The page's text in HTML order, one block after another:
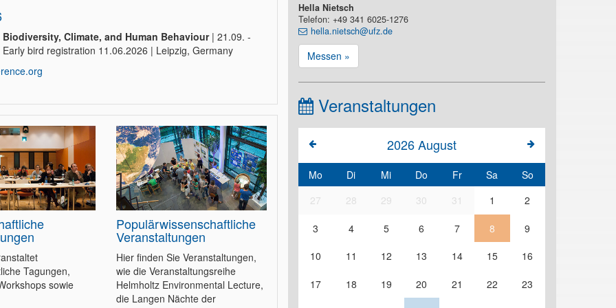
Climate, and Human Behaviour| 21.09. -
bird registration 11.06.2026 | Leipzig, Germany
Tagungen,
sowie
Populärwissenschaftliche
Veranstaltungen
Hier finden Sie Veranstaltungen,
wie die Veranstaltungsreihe
Helmholtz Environmental Lecture,
die Langen Nächte der
Hella Nietsch
Telefon: +49 341 6025-1276
hella.nietsch@ufz.de
Messen »
Veranstaltungen
2026August
Mo Di Mi Do Fr Sa
So
27
28 29 30 31 1 2
3 4 5 6 7 8 9
10 11 12 13 14 15 16
17 18 19 20 21 22 23